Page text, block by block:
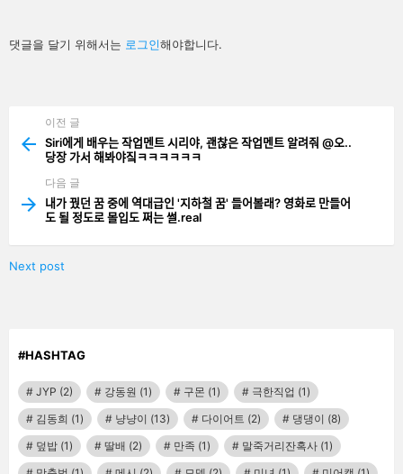
답
글
댓글을 달기 위해서는 로그인해야합니다.
more
이전 글
Siri에게 배우는 작업멘트 시리야, 괜찮은 작업멘트 알려줘 @오..
당장 가서 해봐야짘ㅋㅋㅋㅋㅋㅋ
다음 글
내가 꿨던 꿈 중에 역대급인 '지하철 꿈' 들어볼래? 영화로 만들어
도 될 정도로 몰입도 쩌는 썰.real
Next post
#HASHTAG
JYP (2) 강동원 (1) 구몬 (1) 극한직업 (1)
김동희 (1) 냥냥이 (13) 다이어트 (2) 댕댕이 (8)
덮밥 (1) 딸배 (2) 만족 (1) 말죽거리잔혹사 (1)